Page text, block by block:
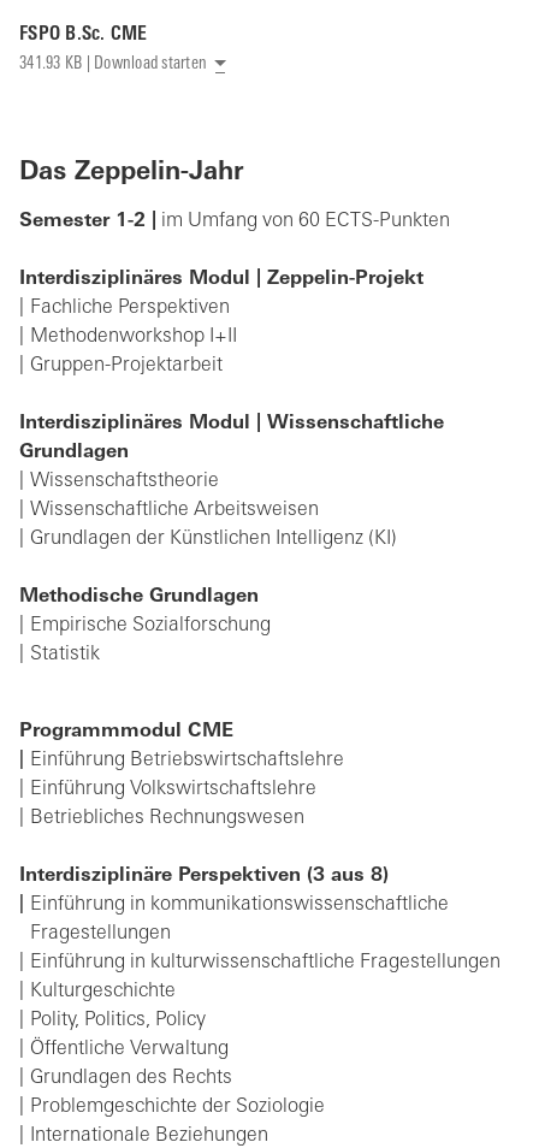
FSPO B.Sc. CME
341.93 KB | Download starten
Das Zeppelin-Jahr
Semester 1-2 | im Umfang von 60 ECTS-Punkten
Interdisziplinäres Modul | Zeppelin-Projekt
Fachliche Perspektiven
Methodenworkshop I+II
Gruppen-Projektarbeit
Interdisziplinäres Modul | Wissenschaftliche
Grundlagen
Wissenschaftstheorie
Wissenschaftliche Arbeitsweisen
Grundlagen der Künstlichen Intelligenz (KI)
Methodische Grundlagen
Empirische Sozialforschung
Statistik
Programmmodul CME
Einführung Betriebswirtschaftslehre
Einführung Volkswirtschaftslehre
Betriebliches Rechnungswesen
Interdisziplinäre Perspektiven (3 aus 8)
Einführung in kommunikationswissenschaftliche
Fragestellungen
Einführung in kulturwissenschaftliche Fragestellungen
Kulturgeschichte
Polity, Politics, Policy
Öffentliche Verwaltung
Grundlagen des Rechts
Problemgeschichte der Soziologie
Internationale Beziehungen